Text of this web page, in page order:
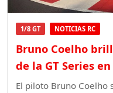
1/8 GT NOTICIAS RC
Bruno Coelho
de la GT Series
El piloto Bruno